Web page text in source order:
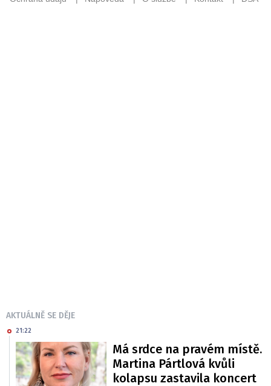
AKTUÁLNĚ SE DĚJE
21:22
Má srdce na pravém místě.
Martina Pártlová kvůli
kolapsu zastavila koncert